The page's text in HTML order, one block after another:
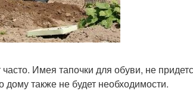
Имея тапочки для обуви, не
дому также не будет необходимости.